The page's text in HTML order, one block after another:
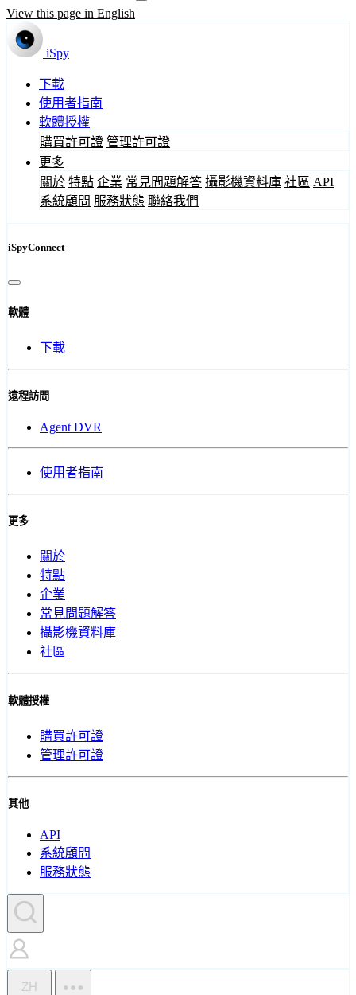
View this page in English
iSpy
下載
使用者指南
軟體授權
購買許可證 管理許可證
更多
關於 特點 企業 常見問題解答 攝影機資料庫 社區 API
系統顧問 服務狀態 聯絡我們
iSpyConnect
軟體
下載
遠程訪問
Agent DVR
使用者指南
更多
關於
特點
企業
常見問題解答
攝影機資料庫
社區
軟體授權
購買許可證
管理許可證
其他
API
系統顧問
服務狀態
ZH